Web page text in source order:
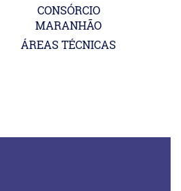
CONSÓRCIO
MARANHÃO
ÁREAS TÉCNICAS